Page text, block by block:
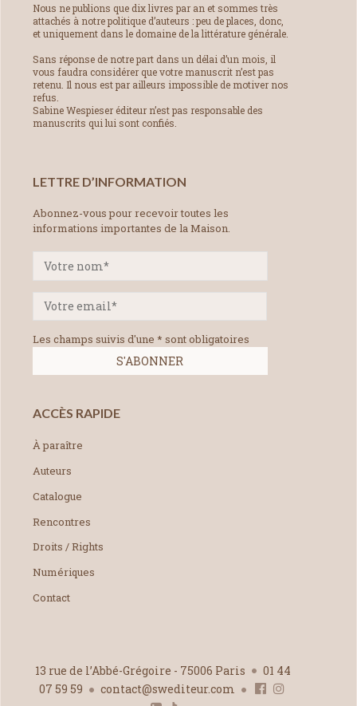
Nous ne publions que dix livres par an et sommes très
attachés à notre politique d’auteurs : peu de places, donc,
et uniquement dans le domaine de la littérature générale.
Sans réponse de notre part dans un délai d’un mois, il
vous faudra considérer que votre manuscrit n’est pas
retenu. Il nous est par ailleurs impossible de motiver nos
refus.
Sabine Wespieser éditeur n’est pas responsable des
manuscrits qui lui sont confiés.
LETTRE D’INFORMATION
Abonnez-vous pour recevoir toutes les
informations importantes de la Maison.
Les champs suivis d'une * sont obligatoires
ACCÈS RAPIDE
À paraître
Auteurs
Catalogue
Rencontres
Droits / Rights
Numériques
Contact
13 rue de l’Abbé-Grégoire - 75006 Paris
01 44
07 59 59
contact@swediteur.com